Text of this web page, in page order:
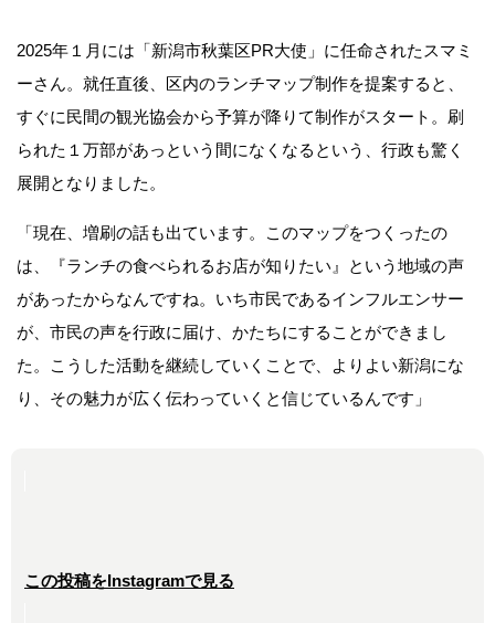
2025年１月には「新潟市秋葉区PR大使」に任命されたスマミ
ーさん。就任直後、区内のランチマップ制作を提案すると、
すぐに民間の観光協会から予算が降りて制作がスタート。刷
られた１万部があっという間になくなるという、行政も驚く
展開となりました。
「現在、増刷の話も出ています。このマップをつくったの
は、『ランチの食べられるお店が知りたい』という地域の声
があったからなんですね。いち市民であるインフルエンサー
が、市民の声を行政に届け、かたちにすることができまし
た。こうした活動を継続していくことで、よりよい新潟にな
り、その魅力が広く伝わっていくと信じているんです」
この投稿をInstagramで見る